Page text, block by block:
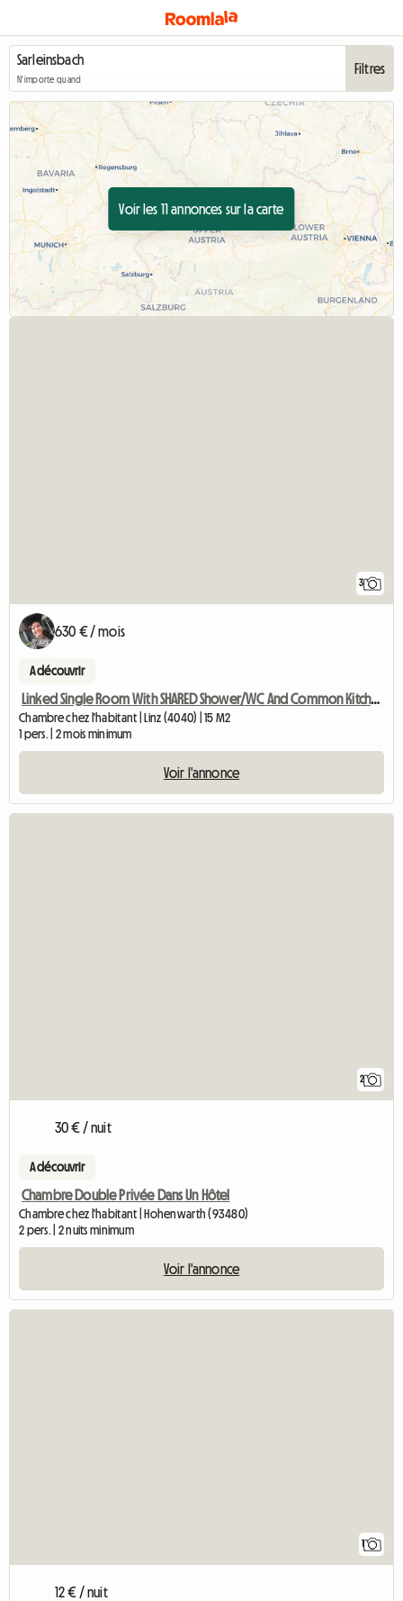
N'importe quand
Filtres
Voir les 11 annonces sur la carte
3
630 € / mois
A découvrir
Linked Single Room With SHARED Shower/WC And Common Kitchen
Chambre chez l'habitant | Linz (4040) | 15 M2
1 pers. | 2 mois minimum
Voir l'annonce
2
30 € / nuit
A découvrir
Chambre Double Privée Dans Un Hôtel
Chambre chez l'habitant | Hohenwarth (93480)
2 pers. | 2 nuits minimum
Voir l'annonce
12 € / nuit